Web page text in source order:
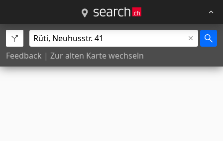
Feedback | Zur alten Karte wechseln